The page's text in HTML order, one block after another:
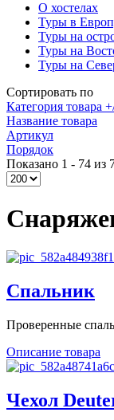
О хостелах
Туры в
Туры на
Туры на
Туры на
Сортировать по
Категория товара
Название товара
Артикул
Порядок
Показано 1 - 74 из
Спальник
Проверенные
Описание товара
Чехол